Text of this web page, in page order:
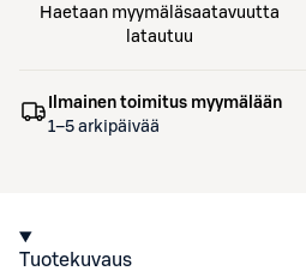
Haetaan myymäläsaatavuutta
latautuu
Ilmainen toimitus myymälään
1–5 arkipäivää
Tuotekuvaus